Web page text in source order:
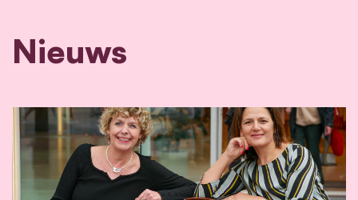
Nieuws